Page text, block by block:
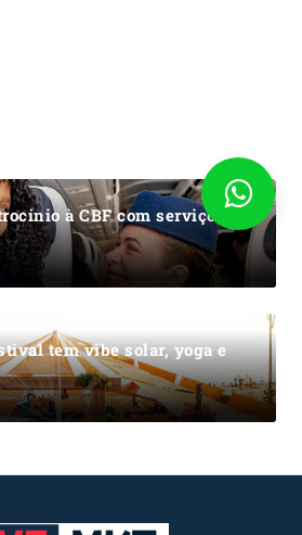
à CBF com serviço de
tem vibe solar, yoga e